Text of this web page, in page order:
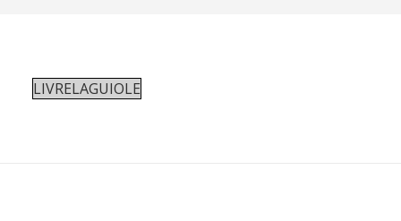
ESPACE PRO
LIVRELAGUIOLE